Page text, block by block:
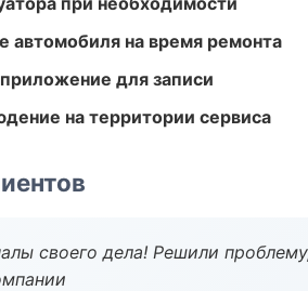
автомобиля на время ремонта
для записи
на территории сервиса
своего дела! Решили